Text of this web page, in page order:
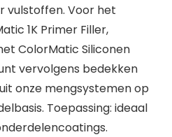
Voor het
1K Primer Filler,
ColorMatic Siliconen
vervolgens bedekken
onze mengsystemen op
Toepassing: ideaal